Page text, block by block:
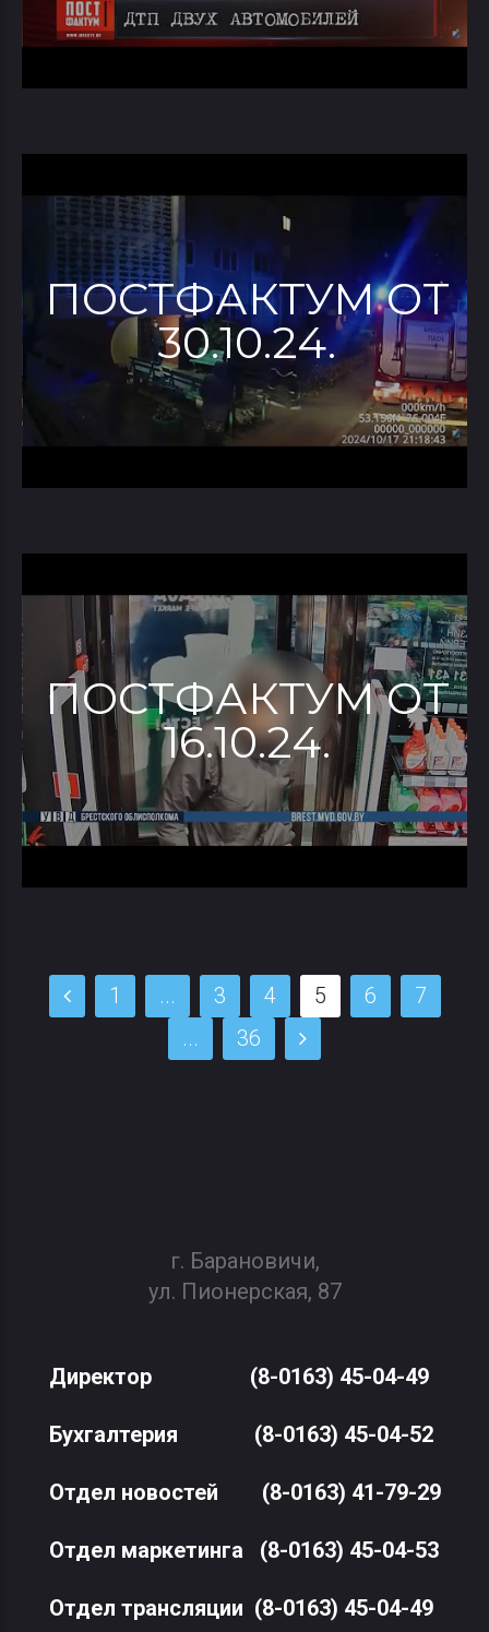
ПОСТФАКТУМ ОТ
30.10.24.
ПОСТФАКТУМ ОТ
16.10.24.
1 ... 3 4 5 6
7
...
36
г. Барановичи,
ул. Пионерская, 87
Директор (8-0163) 45-04-49
Бухгалтерия (8-0163) 45-04-52
Отдел новостей (8-0163) 41-79-29
Отдел маркетинга (8-0163) 45-04-53
Отдел трансляции (8-0163) 45-04-49